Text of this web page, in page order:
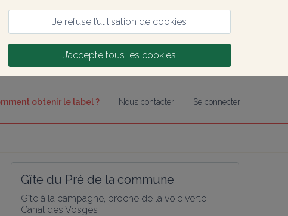
Je refuse l’utilisation de cookies
J’accepte tous les cookies
obtenir le label ? Nous contacter Se connecter
Gîte du Pré de la commune
Gîte à la campagne, proche de la voie verte
Canal des Vosges